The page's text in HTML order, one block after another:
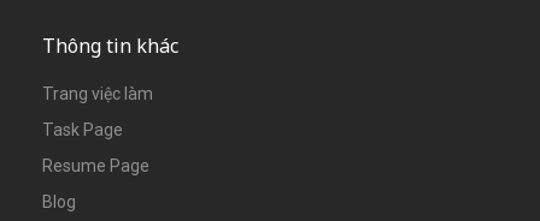
Thông tin khác
Trang việc làm
Task Page
Resume Page
Blog